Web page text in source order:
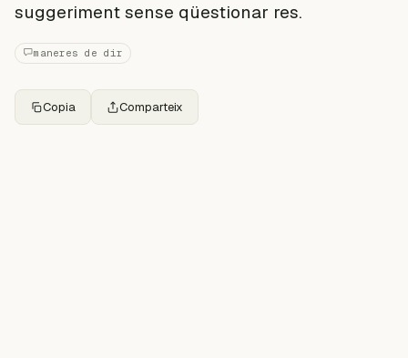
suggeriment sense qüestionar res.
maneres de dir
Copia Comparteix